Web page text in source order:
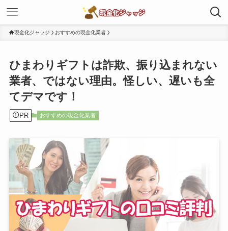
現金化ジャッジ おすすめの現金化業者
ひまわりギフトは詐欺、振り込まれない
業者、ではない理由。怪しい、遅いも全
てデマです！
PR おすすめの現金化業者